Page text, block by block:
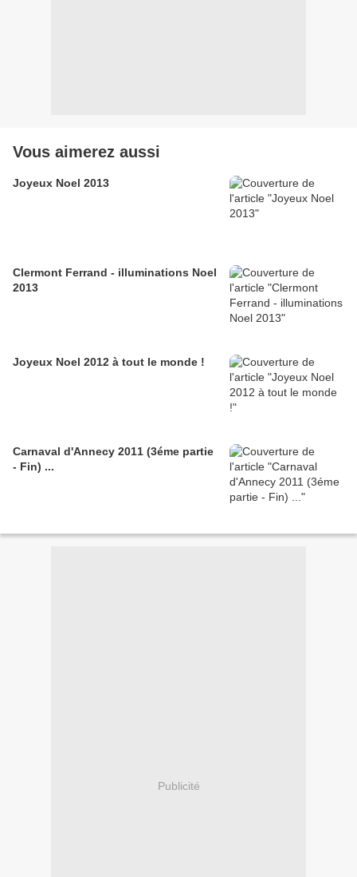
Vous aimerez aussi
Joyeux Noel 2013
Clermont Ferrand - illuminations Noel
2013
Joyeux Noel 2012 à tout le monde !
Carnaval d'Annecy 2011 (3éme partie
- Fin) ...
Publicité